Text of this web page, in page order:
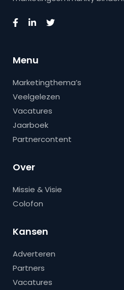
Menu
Marketingthema’s
Veelgelezen
Vacatures
Jaarboek
Partnercontent
Over
Missie & Visie
Colofon
Kansen
Adverteren
Partners
Vacatures